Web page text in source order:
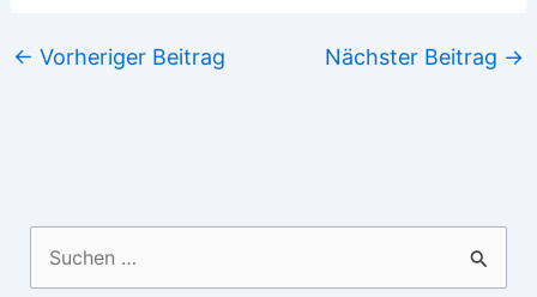
← Vorheriger Beitrag Nächster Beitrag →
Suchen
nach: